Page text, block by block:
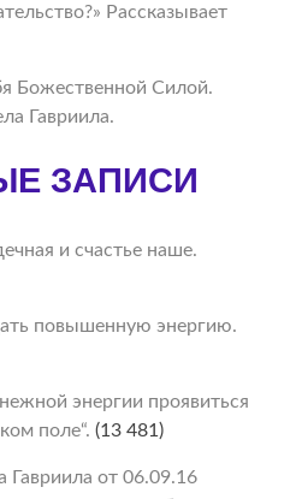
Рассказывает
Божественной Силой.
Гавриила.
ЗАПИСИ
и счастье наше.
повышенную энергию.
энергии проявиться
поле“. (13 481)
Гавриила от 06.09.16